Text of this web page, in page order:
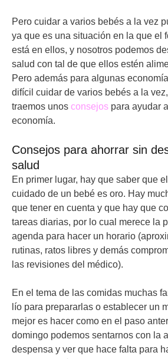
Pero cuidar a varios bebés a la vez
ya que es una situación en la que el
está en ellos, y nosotros podemos
salud con tal de que ellos estén
Pero además para algunas
difícil cuidar de varios bebés a la
traemos unos consejos para ayudar
economía.
Consejos para ahorrar sin
salud
En primer lugar, hay que saber que
cuidado de un bebé es oro. Hay
que tener en cuenta y que hay que
tareas diarias, por lo cual merece la
agenda para hacer un horario
rutinas, ratos libres y demás
las revisiones del médico).
En el tema de las comidas muchas
lío para prepararlas o establecer un
mejor es hacer como en el paso
domingo podemos sentarnos con la
despensa y ver que hace falta para